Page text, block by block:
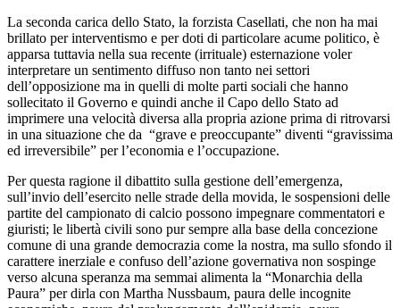
La seconda carica dello Stato, la forzista Casellati, che non ha mai
brillato per interventismo e per doti di particolare acume politico, è
apparsa tuttavia nella sua recente (irrituale) esternazione voler
interpretare un sentimento diffuso non tanto nei settori
dell’opposizione ma in quelli di molte parti sociali che hanno
sollecitato il Governo e quindi anche il Capo dello Stato ad
imprimere una velocità diversa alla propria azione prima di ritrovarsi
in una situazione che da “grave e preoccupante” diventi “gravissima
ed irreversibile” per l’economia e l’occupazione.
Per questa ragione il dibattito sulla gestione dell’emergenza,
sull’invio dell’esercito nelle strade della movida, le sospensioni delle
partite del campionato di calcio possono impegnare commentatori e
giuristi; le libertà civili sono pur sempre alla base della concezione
comune di una grande democrazia come la nostra, ma sullo sfondo il
carattere inerziale e confuso dell’azione governativa non sospinge
verso alcuna speranza ma semmai alimenta la “Monarchia della
Paura” per dirla con Martha Nussbaum, paura delle incognite